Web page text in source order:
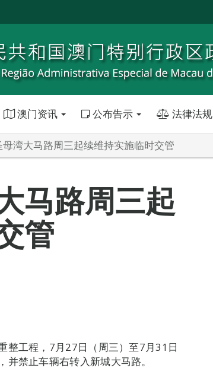
澳门资讯 公布告示 法律法规
湾大马路周三起续维持实施临时交管
马路周三起
管
整工程，7月27日（周三）至7月31日
并禁止车辆右转入新城大马路。